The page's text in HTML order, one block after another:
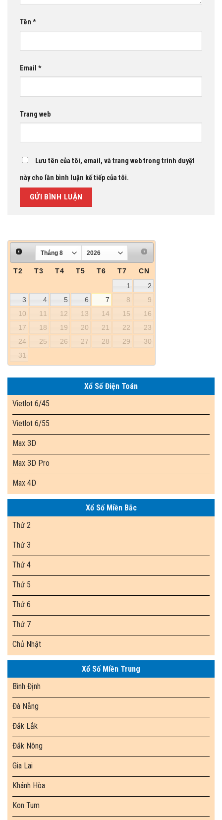
Tên *
Email *
Trang web
Lưu tên của tôi, email, và trang web trong trình duyệt
này cho lần bình luận kế tiếp của tôi.
T2 T3 T4 T5 T6 T7
CN
1
2
3
4 5 6 7 8
9
10
11 12 13 14 15
16
17
18 19 20 21 22
23
24
25 26 27 28 29
30
31
Xổ Số Điện Toán
Vietlot 6/45
Vietlot 6/55
Max 3D
Max 3D Pro
Max 4D
Xổ Số Miền Bắc
Thứ 2
Thứ 3
Thứ 4
Thứ 5
Thứ 6
Thứ 7
Chủ Nhật
Xổ Số Miền Trung
Bình Định
Đà Nẵng
Đắk Lắk
Đắk Nông
Gia Lai
Khánh Hòa
Kon Tum